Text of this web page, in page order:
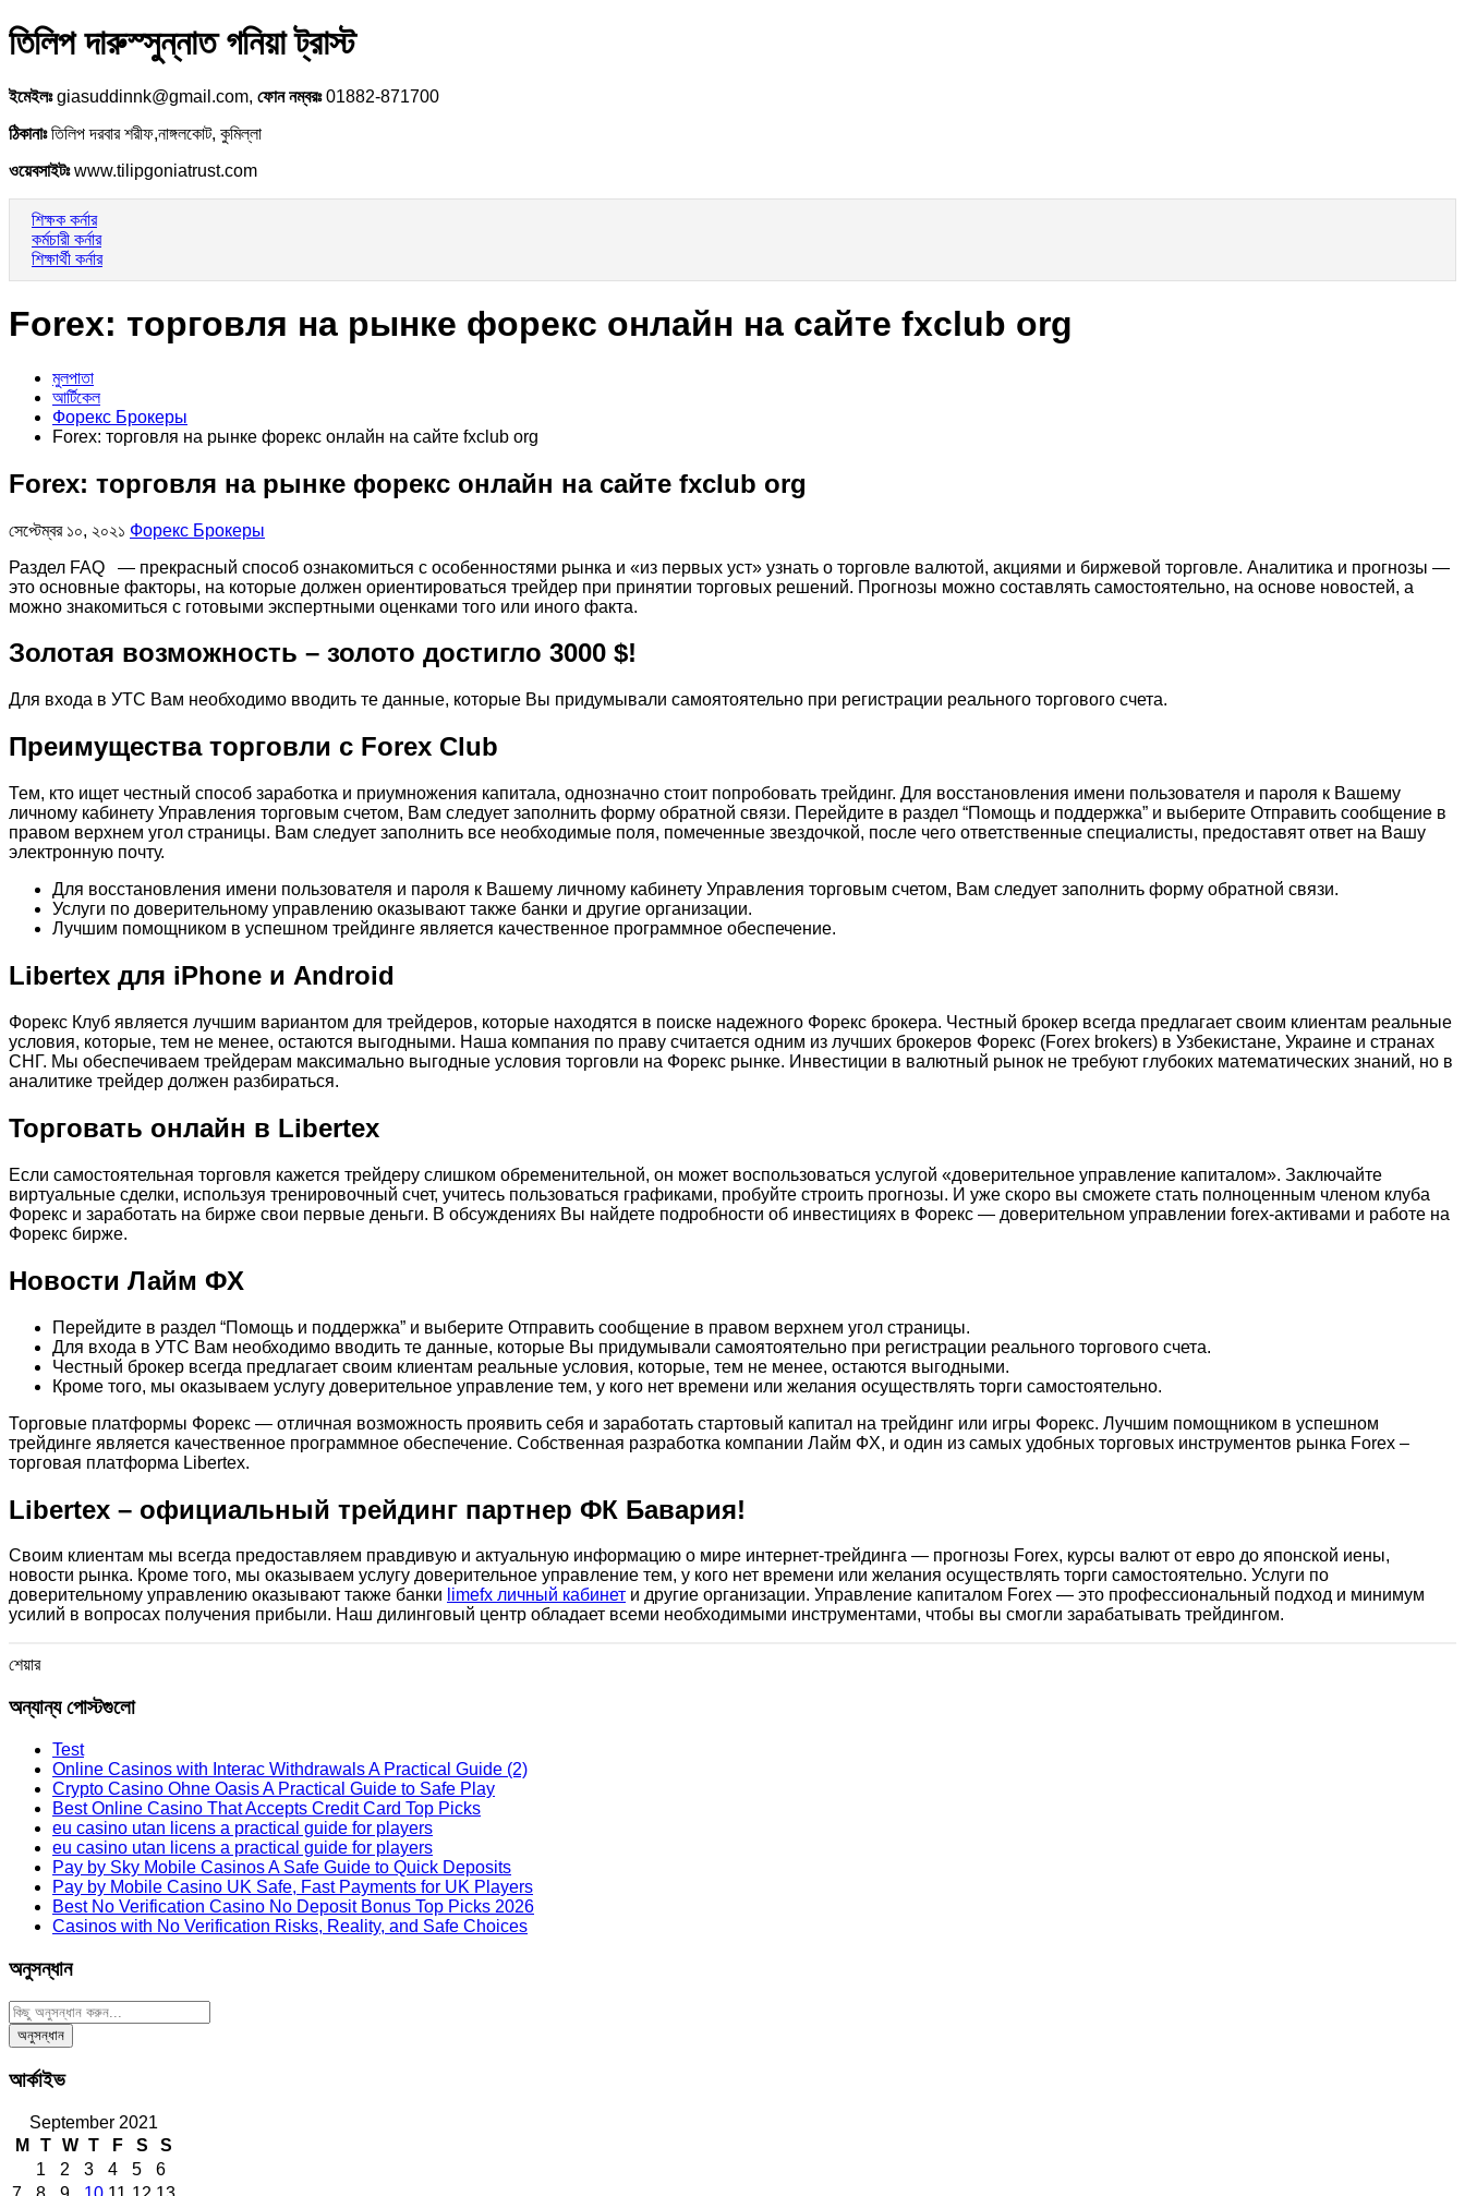
তিলিপ দারুস্সুন্নাত গনিয়া ট্রাস্ট
ইমেইলঃgiasuddinnk@gmail.com, ফোন নম্বরঃ01882-871700
ঠিকানাঃতিলিপ দরবার শরীফ,নাঙ্গলকোট, কুমিল্লা
ওয়েবসাইটঃwww.tilipgoniatrust.com
শিক্ষক কর্নার
কর্মচারী কর্নার
শিক্ষার্থী কর্নার
Forex: торговля на рынке форекс онлайн на сайте fxclub org
মুলপাতা
আর্টিকেল
Форекс Брокеры
Forex: торговля на рынке форекс онлайн на сайте fxclub org
Forex: торговля на рынке форекс онлайн на сайте fxclub org
সেপ্টেম্বর ১০, ২০২১ Форекс Брокеры
Раздел FAQ — прекрасный способ ознакомиться с особенностями рынка и «из первых уст» узнать о торговле валютой, акциями и биржевой торговле. Аналитика и прогнозы —
это основные факторы, на которые должен ориентироваться трейдер при принятии торговых решений. Прогнозы можно составлять самостоятельно, на основе новостей, а
можно знакомиться с готовыми экспертными оценками того или иного факта.
Золотая возможность – золото достигло 3000 $!
Для входа в УТС Вам необходимо вводить те данные, которые Вы придумывали самоятоятельно при регистрации реального торгового счета.
Преимущества торговли с Forex Club
Тем, кто ищет честный способ заработка и приумножения капитала, однозначно стоит попробовать трейдинг. Для восстановления имени пользователя и пароля к Вашему
личному кабинету Управления торговым счетом, Вам следует заполнить форму обратной связи. Перейдите в раздел “Помощь и поддержка” и выберите Отправить сообщение в
правом верхнем угол страницы. Вам следует заполнить все необходимые поля, помеченные звездочкой, после чего ответственные специалисты, предоставят ответ на Вашу
электронную почту.
Для восстановления имени пользователя и пароля к Вашему личному кабинету Управления торговым счетом, Вам следует заполнить форму обратной связи.
Услуги по доверительному управлению оказывают также банки и другие организации.
Лучшим помощником в успешном трейдинге является качественное программное обеспечение.
Libertex для iPhone и Android
Форекс Клуб является лучшим вариантом для трейдеров, которые находятся в поиске надежного Форекс брокера. Честный брокер всегда предлагает своим клиентам реальные
условия, которые, тем не менее, остаются выгодными. Наша компания по праву считается одним из лучших брокеров Форекс (Forex brokers) в Узбекистане, Украине и странах
СНГ. Мы обеспечиваем трейдерам максимально выгодные условия торговли на Форекс рынке. Инвестиции в валютный рынок не требуют глубоких математических знаний, но в
аналитике трейдер должен разбираться.
Торговать онлайн в Libertex
Если самостоятельная торговля кажется трейдеру слишком обременительной, он может воспользоваться услугой «доверительное управление капиталом». Заключайте
виртуальные сделки, используя тренировочный счет, учитесь пользоваться графиками, пробуйте строить прогнозы. И уже скоро вы сможете стать полноценным членом клуба
Форекс и заработать на бирже свои первые деньги. В обсуждениях Вы найдете подробности об инвестициях в Форекс — доверительном управлении forex-активами и работе на
Форекс бирже.
Новости Лайм ФХ
Перейдите в раздел “Помощь и поддержка” и выберите Отправить сообщение в правом верхнем угол страницы.
Для входа в УТС Вам необходимо вводить те данные, которые Вы придумывали самоятоятельно при регистрации реального торгового счета.
Честный брокер всегда предлагает своим клиентам реальные условия, которые, тем не менее, остаются выгодными.
Кроме того, мы оказываем услугу доверительное управление тем, у кого нет времени или желания осуществлять торги самостоятельно.
Торговые платформы Форекс — отличная возможность проявить себя и заработать стартовый капитал на трейдинг или игры Форекс. Лучшим помощником в успешном
трейдинге является качественное программное обеспечение. Собственная разработка компании Лайм ФХ, и один из самых удобных торговых инструментов рынка Forex –
торговая платформа Libertex.
Libertex – официальный трейдинг партнер ФК Бавария!
Своим клиентам мы всегда предоставляем правдивую и актуальную информацию о мире интернет-трейдинга — прогнозы Forex, курсы валют от евро до японской иены,
новости рынка. Кроме того, мы оказываем услугу доверительное управление тем, у кого нет времени или желания осуществлять торги самостоятельно. Услуги по
доверительному управлению оказывают также банки limefx личный кабинет и другие организации. Управление капиталом Forex — это профессиональный подход и минимум
усилий в вопросах получения прибыли. Наш дилинговый центр обладает всеми необходимыми инструментами, чтобы вы смогли зарабатывать трейдингом.
শেয়ার
অন্যান্য পোস্টগুলো
Test
Online Casinos with Interac Withdrawals A Practical Guide (2)
Crypto Casino Ohne Oasis A Practical Guide to Safe Play
Best Online Casino That Accepts Credit Card Top Picks
eu casino utan licens a practical guide for players
eu casino utan licens a practical guide for players
Pay by Sky Mobile Casinos A Safe Guide to Quick Deposits
Pay by Mobile Casino UK Safe, Fast Payments for UK Players
Best No Verification Casino No Deposit Bonus Top Picks 2026
Casinos with No Verification Risks, Reality, and Safe Choices
অনুসন্ধান
আর্কাইভ
September 2021
M
T W T F S
S
1
2 3 4 5
6